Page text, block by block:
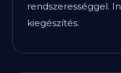
rendszerességgel.
kiegészítés.